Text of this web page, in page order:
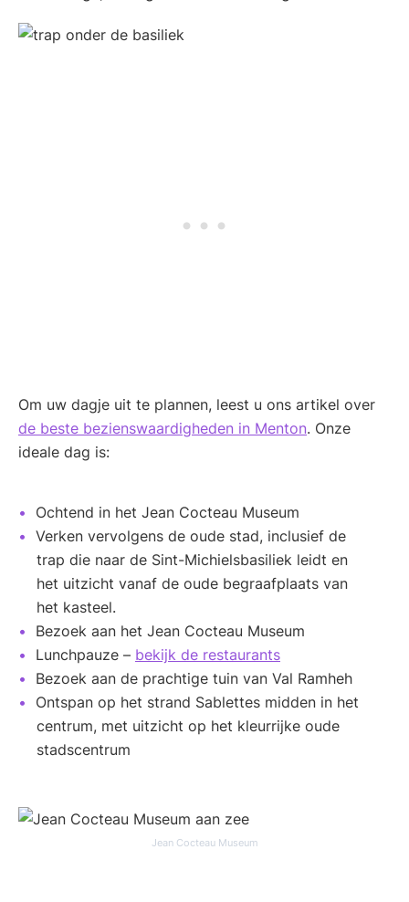
Om uw dagje uit te plannen, leest u ons artikel over
de beste bezienswaardigheden in Menton. Onze
ideale dag is:
Ochtend in het Jean Cocteau Museum
Verken vervolgens de oude stad, inclusief de
trap die naar de Sint-Michielsbasiliek leidt en
het uitzicht vanaf de oude begraafplaats van
het kasteel.
Bezoek aan het Jean Cocteau Museum
Lunchpauze – bekijk de restaurants
Bezoek aan de prachtige tuin van Val Ramheh
Ontspan op het strand Sablettes midden in het
centrum, met uitzicht op het kleurrijke oude
stadscentrum
Jean Cocteau Museum